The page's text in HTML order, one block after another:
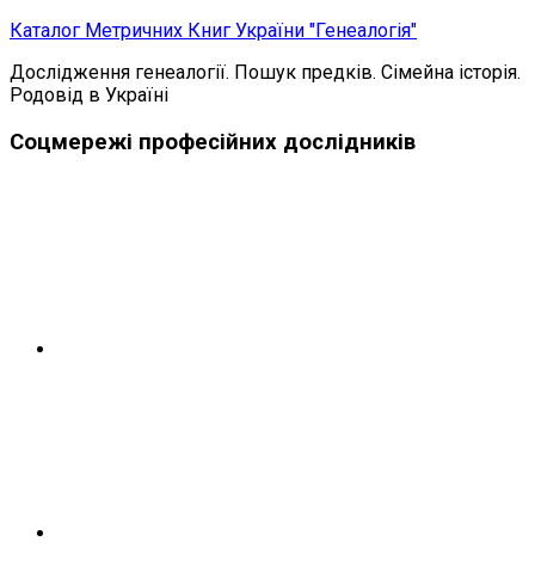
Skip
content
Каталог Метричних Книг України "Генеалогія"
Дослідження генеалогії. Пошук предків. Сімейна історія.
Родовід в Україні
Соцмережі професійних дослідників